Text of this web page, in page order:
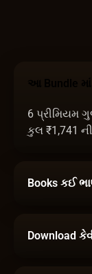
6 પ્રીમિયમ
કુલ ₹1,741
Books કઈ
Download